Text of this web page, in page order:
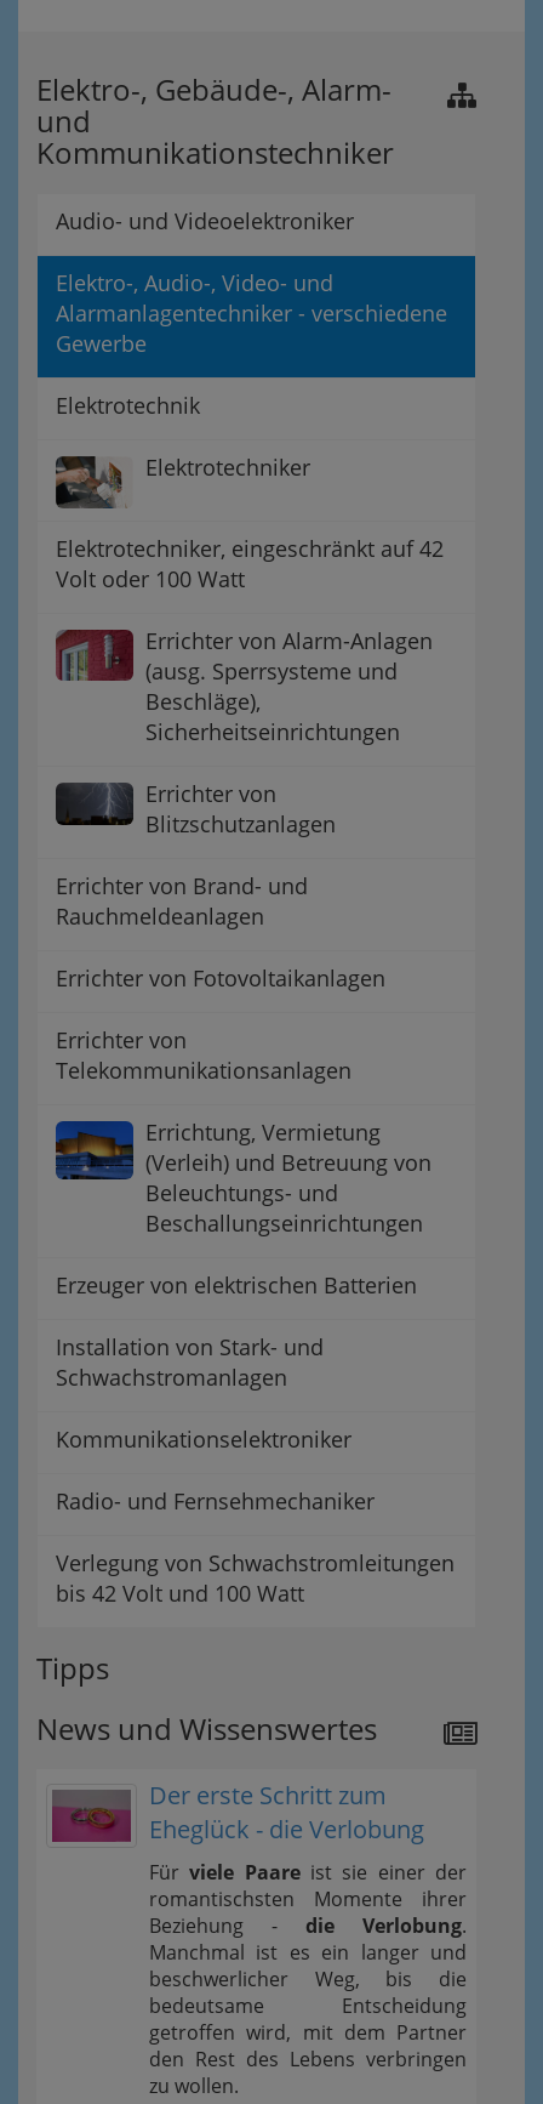
Elektro-, Gebäude-, Alarm-
und
Kommunikationstechniker
Audio- und Videoelektroniker
Elektro-, Audio-, Video- und
Alarmanlagentechniker - verschiedene
Gewerbe
Elektrotechnik
Elektrotechniker
Elektrotechniker, eingeschränkt auf 42
Volt oder 100 Watt
Errichter von Alarm-Anlagen
(ausg. Sperrsysteme und
Beschläge),
Sicherheitseinrichtungen
Errichter von
Blitzschutzanlagen
Errichter von Brand- und
Rauchmeldeanlagen
Errichter von Fotovoltaikanlagen
Errichter von
Telekommunikationsanlagen
Errichtung, Vermietung
(Verleih) und Betreuung von
Beleuchtungs- und
Beschallungseinrichtungen
Erzeuger von elektrischen Batterien
Installation von Stark- und
Schwachstromanlagen
Kommunikationselektroniker
Radio- und Fernsehmechaniker
Verlegung von Schwachstromleitungen
bis 42 Volt und 100 Watt
Tipps
News und Wissenswertes
Der erste Schritt zum
Eheglück - die Verlobung
Fürviele Paareist sie einer der
romantischsten Momente ihrer
Beziehung - die Verlobung.
Manchmal ist es ein langer und
beschwerlicher Weg, bis die
bedeutsame Entscheidung
getroffen wird, mit dem Partner
den Rest des Lebens verbringen
zu wollen.